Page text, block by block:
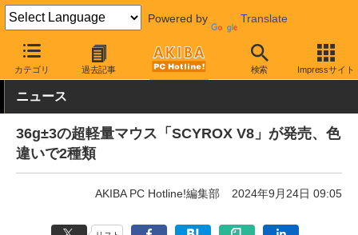
Powered by Translate
カテゴリ 過去記事 検索 Impressサイト
AKIBA PC Hotline! PC周辺機器 マウス ゲーミングマウス
ニュース
36g±3の超軽量マウス「SCYROX V8」が発売、色
違いで2種類
AKIBA PC Hotline!編集部 2024年9月24日 09:05